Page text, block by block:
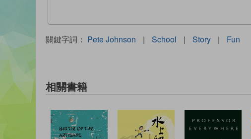
關鍵字詞： Pete Johnson | School | Story | Fun
相關書籍